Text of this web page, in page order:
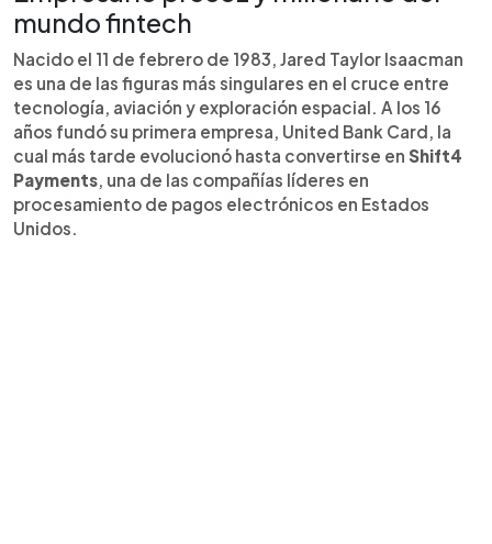
mundo fintech
Nacido el 11 de febrero de 1983, Jared Taylor Isaacman
es una de las figuras más singulares en el cruce entre
tecnología, aviación y exploración espacial. A los 16
años fundó su primera empresa, United Bank Card, la
cual más tarde evolucionó hasta convertirse en Shift4
Payments , una de las compañías líderes en
procesamiento de pagos electrónicos en Estados
Unidos.